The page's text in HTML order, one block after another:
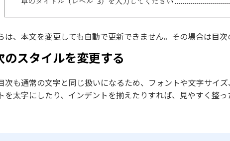
は、本文を変更しても自動で更新できません。その場合は目
のスタイルを変更する
次も通常の文字と同じ扱いになるため、フォントや文字サイ
を太字にしたり、インデントを揃えたりすれば、見やすく整っ